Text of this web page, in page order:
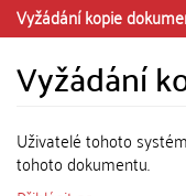
Vyžádání kopie
Vyžádání
Uživatelé tohoto
tohoto dokumentu.